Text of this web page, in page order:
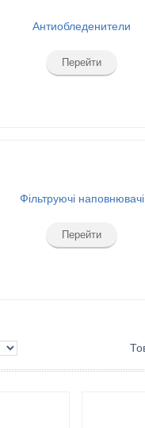
Антиобледенители
Перейти
Фільтруючі наповнювачі
Перейти